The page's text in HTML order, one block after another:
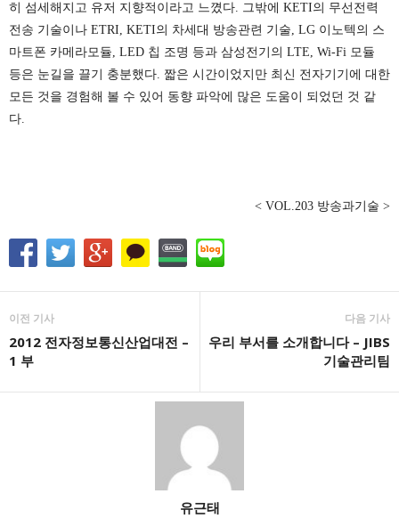
히 섬세해지고 유저 지향적이라고 느꼈다. 그밖에 KETI의 무선전력
전송 기술이나 ETRI, KETI의 차세대 방송관련 기술, LG 이노텍의 스
마트폰 카메라모듈, LED 칩 조명 등과 삼성전기의 LTE, Wi-Fi 모듈
등은 눈길을 끌기 충분했다. 짧은 시간이었지만 최신 전자기기에 대한
모든 것을 경험해 볼 수 있어 동향 파악에 많은 도움이 되었던 것 같
다.
< VOL.203 방송과기술 >
이전 기사
2012 전자정보통신산업대전 –
1 부
다음 기사
우리 부서를 소개합니다 – JIBS
기술관리팀
유근태